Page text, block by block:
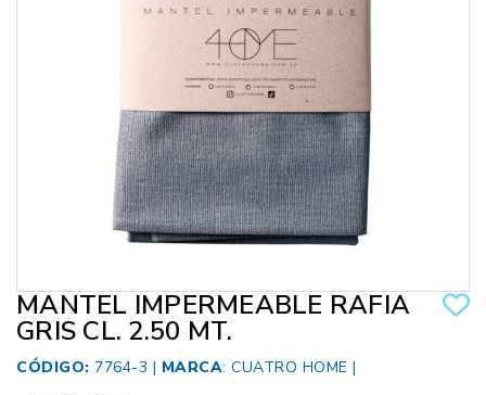
MANTEL IMPERMEABLE RAFIA
GRIS CL. 2.50 MT.
CÓDIGO: 7764-3 | MARCA: CUATRO HOME |